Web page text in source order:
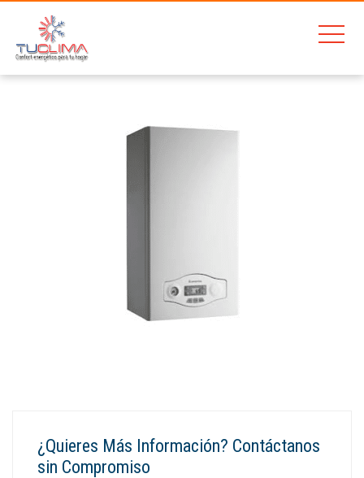
¿Quieres Más Información? Contáctanos
sin Compromiso